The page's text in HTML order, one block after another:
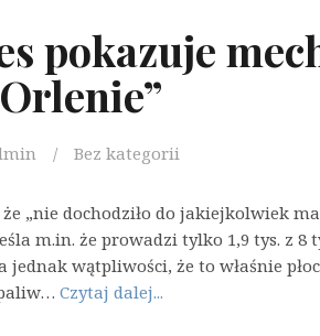
pokazuje
Bez kategorii
„nie dochodziło do jakiejkolwiek
m.in. że prowadzi tylko 1,9 tys. z
jednak wątpliwości, że to właśnie
Czytaj dalej...